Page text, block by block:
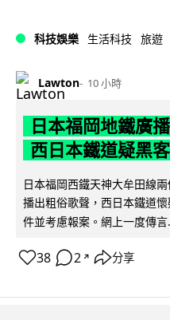
科技娛樂 生活科技 旅遊
Lawton 10 小時
日本福岡地鐵廣
西日本鐵道疑黑
日本福岡西鐵天神大牟田線
播出粗俗歌聲，西日本鐵道
件並考慮報案。網上一度傳言
38 2 ↗ 分享